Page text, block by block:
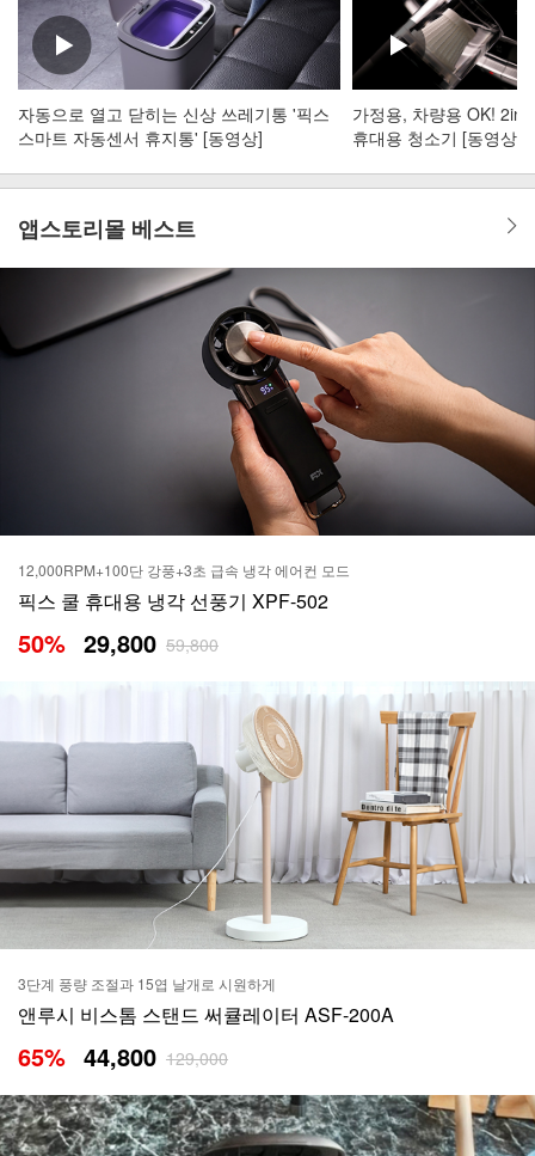
자동으로 열고 닫히는 신상 쓰레기통 '픽스
스마트 자동센서 휴지통' [동영상]
가정용, 차량용 OK!
휴대용 청소기 [동영상]
앱스토리몰 베스트
12,000RPM+100단 강풍+3초 급속 냉각 에어컨 모드
픽스 쿨 휴대용 냉각 선풍기 XPF-502
50% 29,800 59,800
3단계 풍량 조절과 15엽 날개로 시원하게
앤루시 비스톰 스탠드 써큘레이터 ASF-200A
65% 44,800 129,000